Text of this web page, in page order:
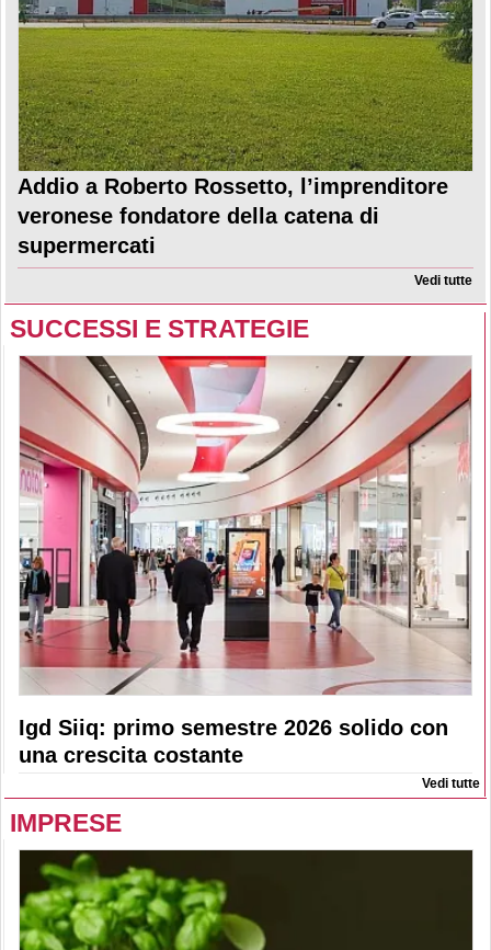
Addio a Roberto Rossetto, l’imprenditore
veronese fondatore della catena di
supermercati
Vedi tutte
SUCCESSI E STRATEGIE
Igd Siiq: primo semestre 2026 solido con
una crescita costante
Vedi tutte
IMPRESE